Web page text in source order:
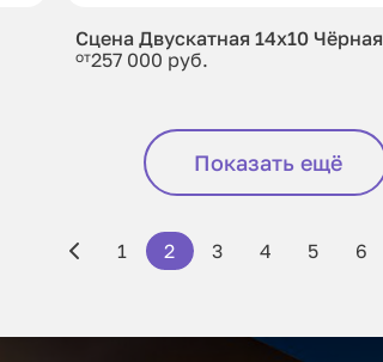
Сцена Двускатная 14x10 Чёрная
от257 000 руб.
Показать ещё
1 2 3 4 5 6